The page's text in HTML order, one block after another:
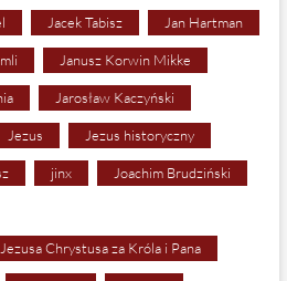
Jacek Tabisz Jan Hartman
Janusz Korwin Mikke
Jarosław Kaczyński
Jezus Jezus historyczny
jinx Joachim Brudziński
Chrystusa za Króla i Pana